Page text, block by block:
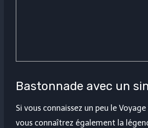
Bastonnade avec un
Si vous connaissez un peu le Voyage
vous connaîtrez également la